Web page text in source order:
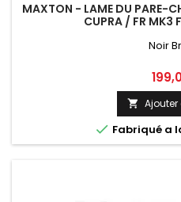
MAXTON - LAME DU PARE-
CUPRA / FR MK3
Noir
Prix

 Fabriqué a